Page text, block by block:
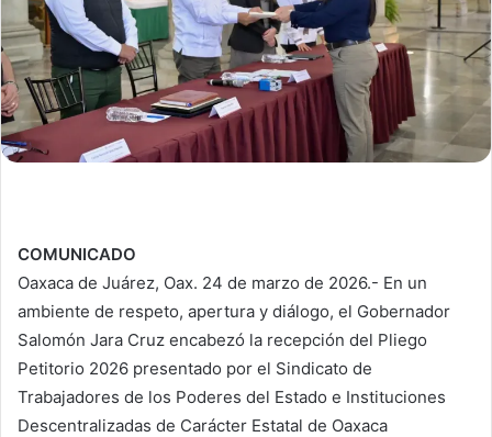
COMUNICADO
Oaxaca de Juárez, Oax. 24 de marzo de 2026.- En un
ambiente de respeto, apertura y diálogo, el Gobernador
Salomón Jara Cruz encabezó la recepción del Pliego
Petitorio 2026 presentado por el Sindicato de
Trabajadores de los Poderes del Estado e Instituciones
Descentralizadas de Carácter Estatal de Oaxaca